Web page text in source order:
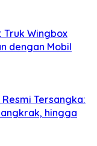
Truk Wingbox
dengan Mobil
Tersangka:
hingga